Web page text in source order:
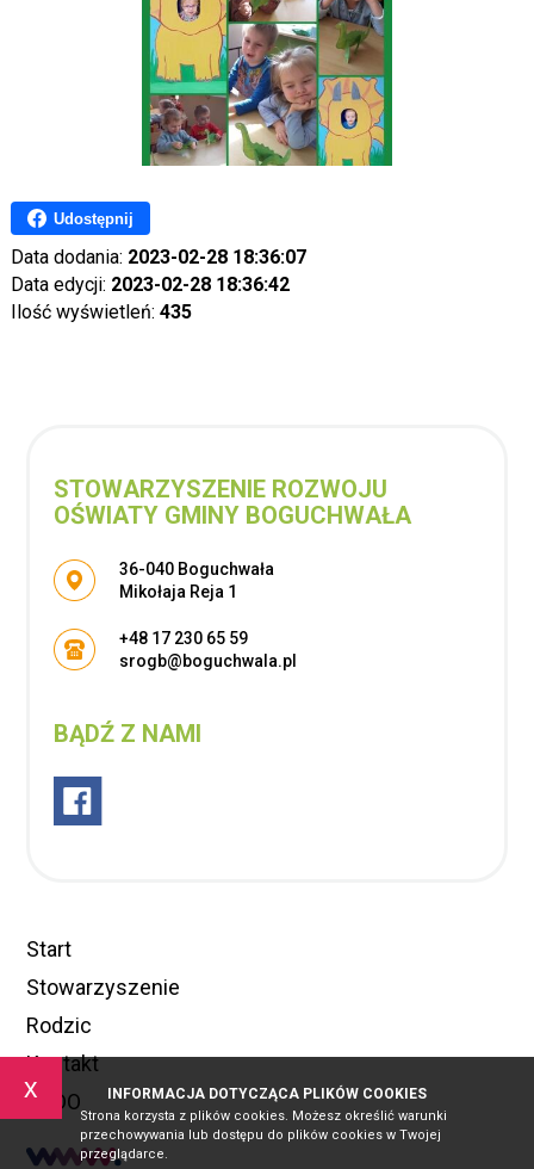
x INFORMACJA DOTYCZĄCA PLIKÓW COOKIES
Strona korzysta z plików cookies. Możesz określić warunki
przechowywania lub dostępu do plików cookies w Twojej
przeglądarce.
Udostępnij
Data dodania: 2023-02-28 18:36:07
Data edycji: 2023-02-28 18:36:42
Ilość wyświetleń: 435
STOWARZYSZENIE ROZWOJU
OŚWIATY GMINY BOGUCHWAŁA
Adres pocztowy:
36-040 Boguchwała
Mikołaja Reja 1
+48 17 230 65 59
srogb@boguchwala.pl
BĄDŹ Z NAMI
Start
Stowarzyszenie
Rodzic
Kontakt
RODO